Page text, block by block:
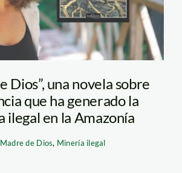
Dios”, una novela sobre
que ha generado la
ilegal en la Amazonía
Madre de Dios, Minería ilegal